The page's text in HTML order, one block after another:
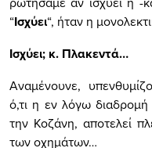
“Ισχύει“, ήταν η
Ισχύει; κ. Πλακεντά…
Αναμένουνε,
ό,τι η εν λόγω
την Κοζάνη, αποτελεί
των οχημάτων…